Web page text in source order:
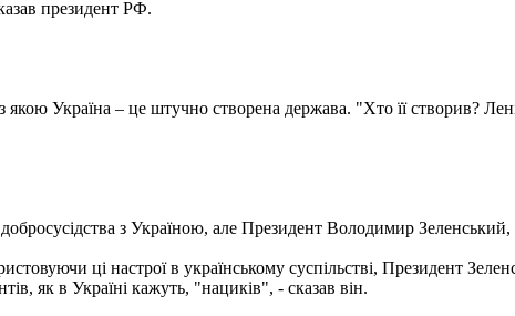
президент РФ.
з якою Україна – це штучно створена держава. "Хто її створив?
з Україною, але Президент Володимир
ці настрої в українському суспільстві, Президент
як в Україні кажуть, "нациків", - сказав він.